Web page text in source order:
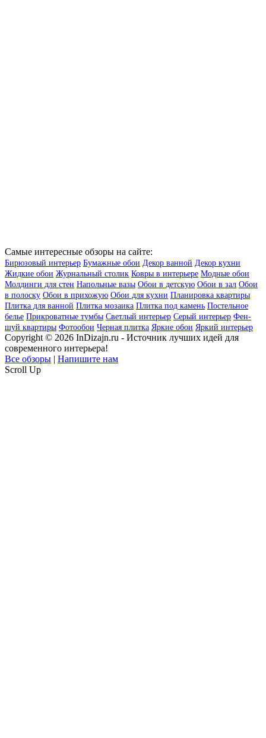
Самые интересные обзоры на сайте:
Бирюзовый интерьер Бумажные обои Декор ванной Декор кухни
Жидкие обои Журнальный столик Ковры в интерьере Модные обои
Молдинги для стен Напольные вазы Обои в детскую Обои в зал Обои
в полоску Обои в прихожую Обои для кухни Планировка квартиры
Плитка для ванной Плитка мозаика Плитка под камень Постельное
белье Прикроватные тумбы Светлый интерьер Серый интерьер Фен-
шуй квартиры Фотообои Черная плитка Яркие обои Яркий интерьер
Copyright © 2026 InDizajn.ru - Источник лучших идей для
современного интерьера!
Все обзоры | Напишите нам
Scroll Up